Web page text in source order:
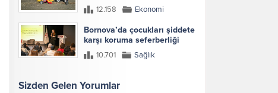
12.158 Ekonomi
Bornova’da çocukları şiddete
karşı koruma seferberliği
10.701 Sağlık
Sizden Gelen Yorumlar